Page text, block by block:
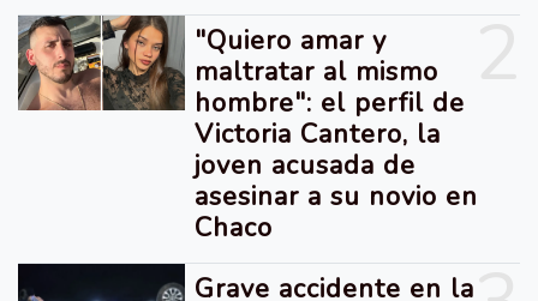
"Quiero amar y
maltratar al mismo
hombre": el perfil de
Victoria Cantero, la
joven acusada de
asesinar a su novio en
Chaco
Grave accidente en la